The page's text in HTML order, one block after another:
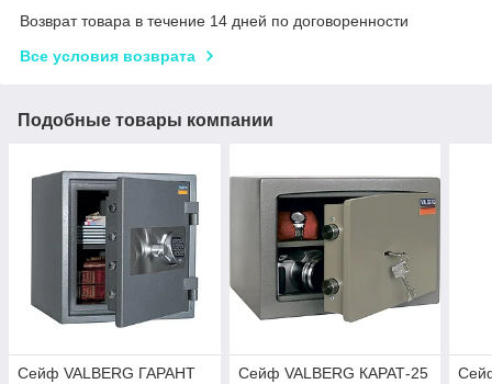
Возврат товара в течение 14 дней по договоренности
Все условия возврата
Подобные товары компании
Сейф VALBERG ГАРАНТ
Сейф VALBERG КАРАТ-25